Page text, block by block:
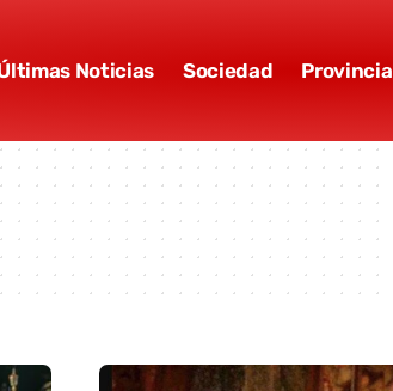
Noticias Sociedad Provincia